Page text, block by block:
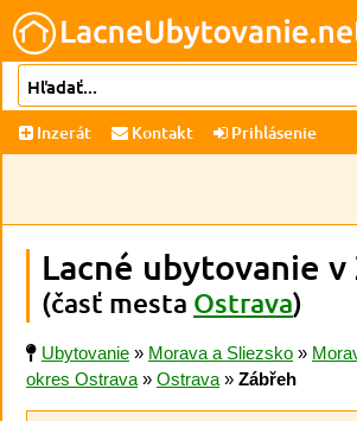
Inzerát Kontakt Prihlásenie
Lacné ubytovanie v
(časť mesta Ostrava)
Ubytovanie » Morava a Sliezsko »
okres Ostrava » Ostrava » Zábřeh